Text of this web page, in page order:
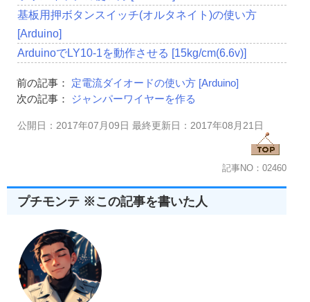
基板用押ボタンスイッチ(オルタネイト)の使い方
[Arduino]
ArduinoでLY10-1を動作させる [15kg/cm(6.6v)]
前の記事：
定電流ダイオードの使い方 [Arduino]
次の記事：
ジャンパーワイヤーを作る
公開日：2017年07月09日 最終更新日：2017年08月21日
記事NO：02460
プチモンテ ※この記事を書いた人